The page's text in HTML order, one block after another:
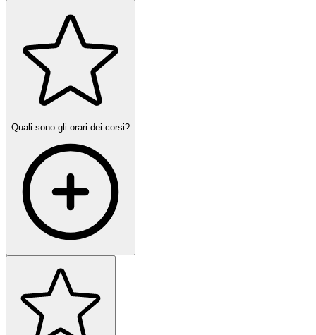
Quali sono gli orari dei corsi?